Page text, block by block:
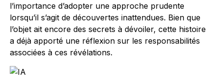
l’importance d’adopter une approche prudente
lorsqu’il s’agit de découvertes inattendues. Bien que
l’objet ait encore des secrets à dévoiler, cette histoire
a déjà apporté une réflexion sur les responsabilités
associées à ces révélations.